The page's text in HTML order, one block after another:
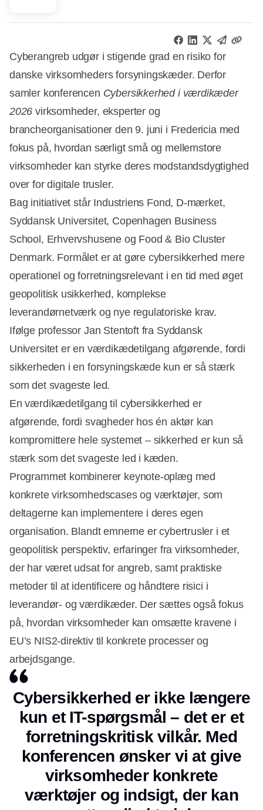
Cyberangreb udgør i stigende grad en risiko for
danske virksomheders forsyningskæder. Derfor
samler konferencen Cybersikkerhed i værdikæder
2026 virksomheder, eksperter og
brancheorganisationer den 9. juni i Fredericia med
fokus på, hvordan særligt små og mellemstore
virksomheder kan styrke deres modstandsdygtighed
over for digitale trusler.
Bag initiativet står Industriens Fond, D-mærket,
Syddansk Universitet, Copenhagen Business
School, Erhvervshusene og Food & Bio Cluster
Denmark. Formålet er at gøre cybersikkerhed mere
operationel og forretningsrelevant i en tid med øget
geopolitisk usikkerhed, komplekse
leverandørnetværk og nye regulatoriske krav.
Ifølge professor Jan Stentoft fra Syddansk
Universitet er en værdikædetilgang afgørende, fordi
sikkerheden i en forsyningskæde kun er så stærk
som det svageste led.
En værdikædetilgang til cybersikkerhed er
afgørende, fordi svagheder hos én aktør kan
kompromittere hele systemet – sikkerhed er kun så
stærk som det svageste led i kæden.
Programmet kombinerer keynote-oplæg med
konkrete virksomhedscases og værktøjer, som
deltagerne kan implementere i deres egen
organisation. Blandt emnerne er cybertrusler i et
geopolitisk perspektiv, erfaringer fra virksomheder,
der har været udsat for angreb, samt praktiske
metoder til at identificere og håndtere risici i
leverandør- og værdikæder. Der sættes også fokus
på, hvordan virksomheder kan omsætte kravene i
EU’s NIS2-direktiv til konkrete processer og
arbejdsgange.
Cybersikkerhed er ikke længere
kun et IT-spørgsmål – det er et
forretningskritisk vilkår. Med
konferencen ønsker vi at give
virksomheder konkrete
værktøjer og indsigt, der kan